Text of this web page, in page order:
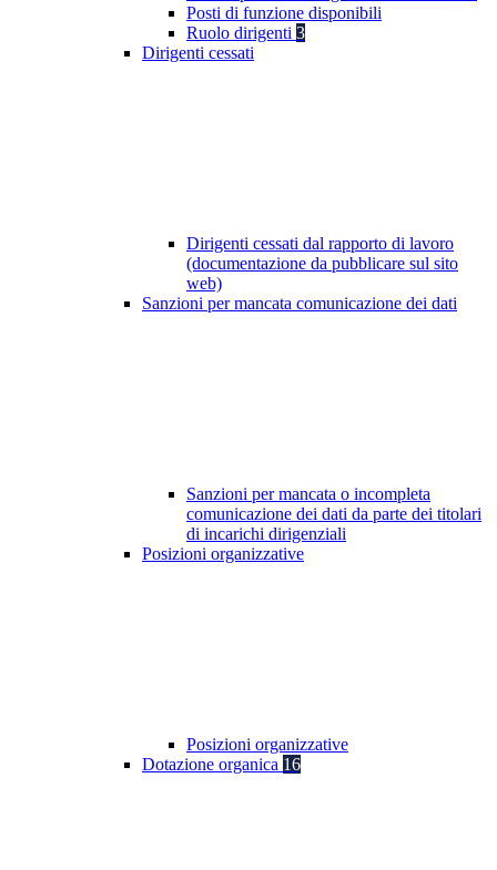
Posti di funzione disponibili
Ruolo dirigenti 3
Dirigenti cessati
Dirigenti cessati dal rapporto di lavoro
(documentazione da pubblicare sul sito
web)
Sanzioni per mancata comunicazione dei dati
Sanzioni per mancata o incompleta
comunicazione dei dati da parte dei titolari
di incarichi dirigenziali
Posizioni organizzative
Posizioni organizzative
Dotazione organica 16